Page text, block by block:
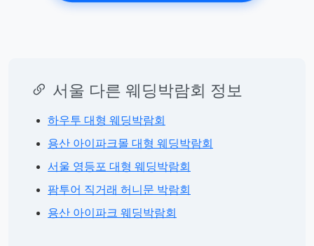
서울 다른 웨딩박람회 정보
하우투 대형 웨딩박람회
용산 아이파크몰 대형 웨딩박람회
서울 영등포 대형 웨딩박람회
팜투어 직거래 허니문 박람회
용산 아이파크 웨딩박람회